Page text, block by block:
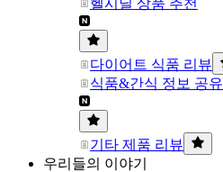
헬시딜 상품 추천
다이어트 식품 리뷰
식품&간식 정보 공유
기타 제품 리뷰
우리들의 이야기